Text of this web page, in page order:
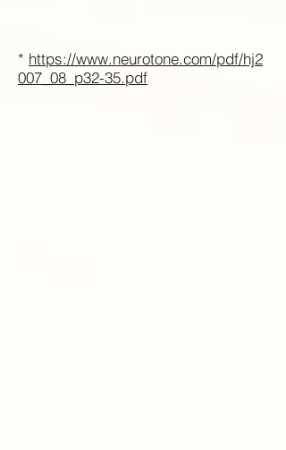
* https://www.neurotone.com/pdf/hj2
007_08_p32-35.pdf